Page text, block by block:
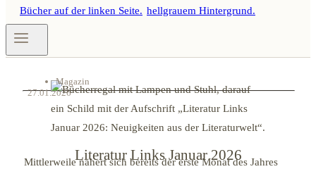
Literatur Links Januar 2026
27.01.2026
Magazin
Mittlerweile nähert sich bereits der erste Monat des Jahres